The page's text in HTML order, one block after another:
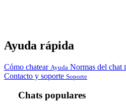
Ayuda rápida
Cómo chatear Ayuda Normas del chat
Contacto y soporte Soporte
Chats populares